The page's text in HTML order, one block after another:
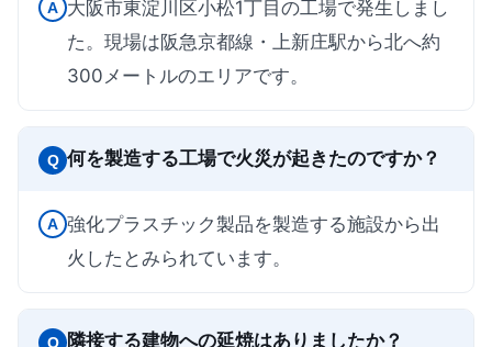
A 大阪市東淀川区小松1丁目の工場で発生しまし
た。現場は阪急京都線・上新庄駅から北へ約
300メートルのエリアです。
Q 何を製造する工場で火災が起きたのですか？
A 強化プラスチック製品を製造する施設から出
火したとみられています。
Q 隣接する建物への延焼はありましたか？